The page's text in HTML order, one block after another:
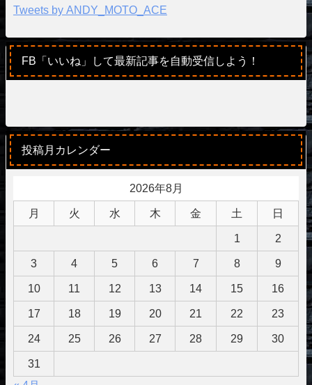
Tweets by ANDY_MOTO_ACE
FB「いいね」して最新記事を自動受信しよう！
投稿月カレンダー
2026年8月
月 火 水 木 金 土 日
1 2
3 4 5 6 7 8 9
10 11 12 13 14 15 16
17 18 19 20 21 22 23
24 25 26 27 28 29 30
31